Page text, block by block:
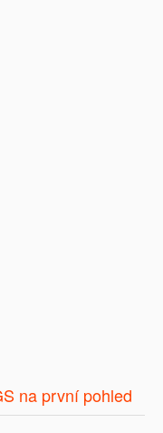
na první pohled